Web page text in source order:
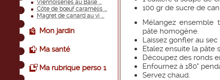
Viennoiseries au Baile ...
Côte de bœuf caramélis ...
Magret de canard au vi ...
Mon jardin
Ma santé
Ma rubrique perso 1
100 gr de sucre de
Mélangez ensemble
pâte homogène.
Laissez gonfler au
Etalez ensuite la pâte
Découpez des ronds
Enfournez à 180°
Servez chaud.